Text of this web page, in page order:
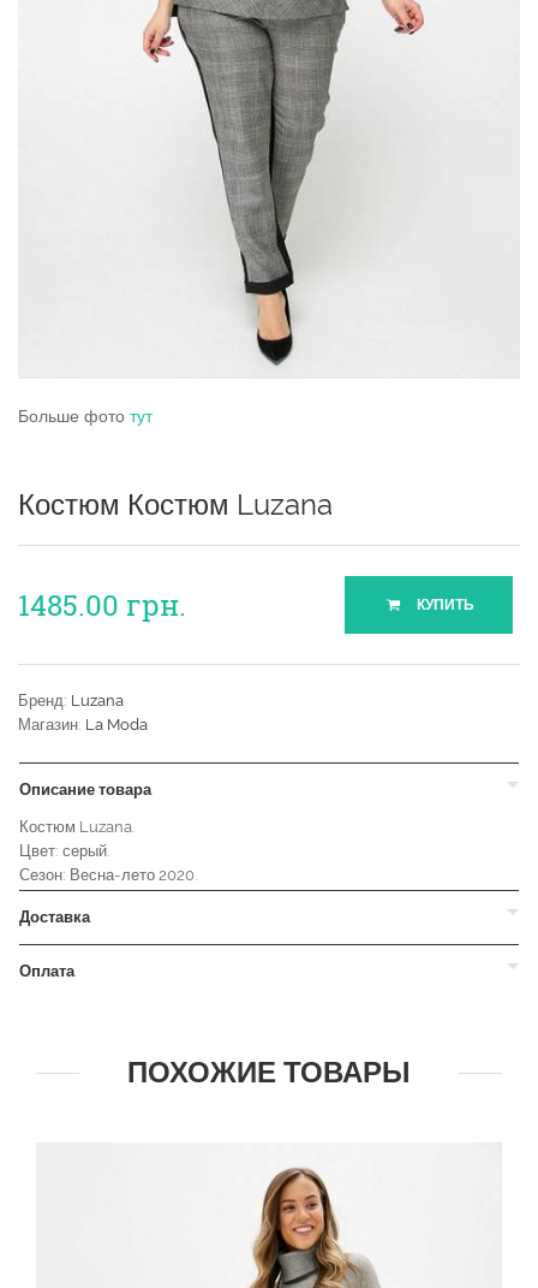
Больше фото тут
Костюм Костюм Luzana
1485.00 грн. КУПИТЬ
Бренд: Luzana
Магазин: La Moda
Описание товара
Костюм Luzana.
Цвет: серый.
Сезон: Весна-лето 2020.
Доставка
Оплата
ПОХОЖИЕ ТОВАРЫ